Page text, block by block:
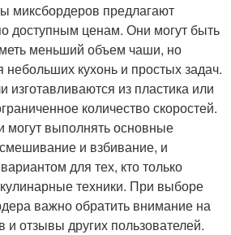
миксбордеров предлагают
доступным ценам. Они могут быть
меньший объем чаши, но
небольших кухонь и простых задач.
из пластика или
количество скоростей.
могут выполнять основные
и взбивание, и
для тех, кто только
техники. При выборе
важно обратить внимание на
и отзывы других пользователей.